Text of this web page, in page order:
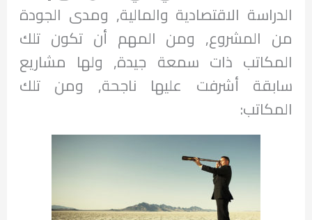
الدراسة الاقتصادية والمالية, ومدى الجودة
من المشروع, ومن المهم أن تكون تلك
المكاتب ذات سمعة جيدة, ولها مشاريع
سابقة أشرفت عليها ناجحة, ومن تلك
المكاتب: